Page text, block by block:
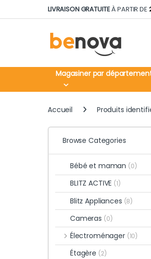
Skip to navigation
Skip to contentLIVRAISON GRATUITEÀ PARTIR DE
Magasiner par
Accueil Produits
Browse Categories
Bébé et maman (0)
BLITZ ACTIVE (1)
Blitz Appliances (8)
Cameras (0)
Électroménager (10)
Étagère (2)